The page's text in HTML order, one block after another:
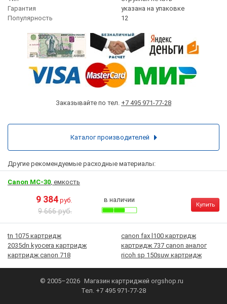
Гарантия
указана на упаковке
Популярность
12
Заказывайте по тел. +7 495 971-77-28
Другие рекомендуемые расходные материалы:
Canon MC-30, емкость
9 384 руб.
9 666 руб.
в наличии
Купить
tn 1075 картридж
canon fax l100 картридж
2035dn kyocera картридж
картридж 737 canon аналог
картридж canon 718
ricoh sp 150suw картридж
© 2005–2026 Магазин картриджей orgshop.ru
Тел. +7 495 971-77-28